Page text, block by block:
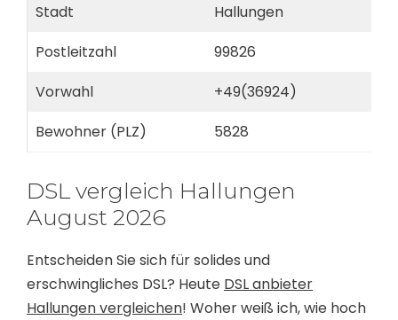
Stadt
Hallungen
Postleitzahl
99826
Vorwahl
+49(36924)
Bewohner (PLZ)
5828
DSL vergleich Hallungen
August 2026
Entscheiden Sie sich für solides und
erschwingliches DSL? Heute DSL anbieter
Hallungen vergleichen! Woher weiß ich, wie hoch